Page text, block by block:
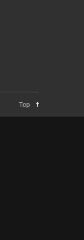
2025Top